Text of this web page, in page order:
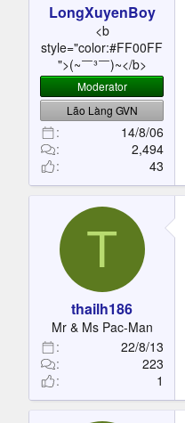
e
LongXuyenBoy
<b
style="color:#FF00FF
">(~￣³￣)~</b>
Moderator
Lão Làng GVN
14/8/06
2,494
43
T
thailh186
Mr & Ms Pac-Man
22/8/13
223
1